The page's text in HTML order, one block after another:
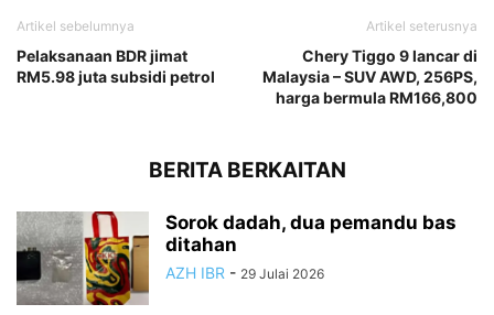
Artikel sebelumnya
Pelaksanaan BDR jimat
RM5.98 juta subsidi petrol
Artikel seterusnya
Chery Tiggo 9 lancar di
Malaysia – SUV AWD, 256PS,
harga bermula RM166,800
BERITA BERKAITAN
Sorok dadah, dua pemandu bas
ditahan
AZH IBR - 29 Julai 2026